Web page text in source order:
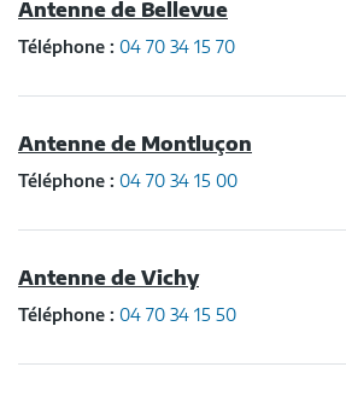
Antenne de Bellevue
Téléphone : 04 70 34 15 70
Antenne de Montluçon
Téléphone : 04 70 34 15 00
Antenne de Vichy
Téléphone : 04 70 34 15 50